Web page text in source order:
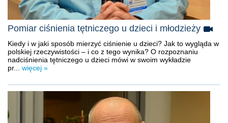
Pomiar ciśnienia tętniczego u dzieci i młodzieży
Kiedy i w jaki sposób mierzyć ciśnienie u dzieci? Jak to wygląda w
polskiej rzeczywistości – i co z tego wynika? O rozpoznaniu
nadciśnienia tętniczego u dzieci mówi w swoim wykładzie
pr...
więcej »